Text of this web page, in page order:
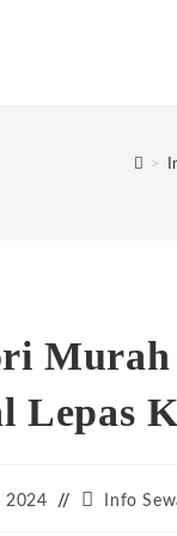
>
Lepas
2024
PostInfo